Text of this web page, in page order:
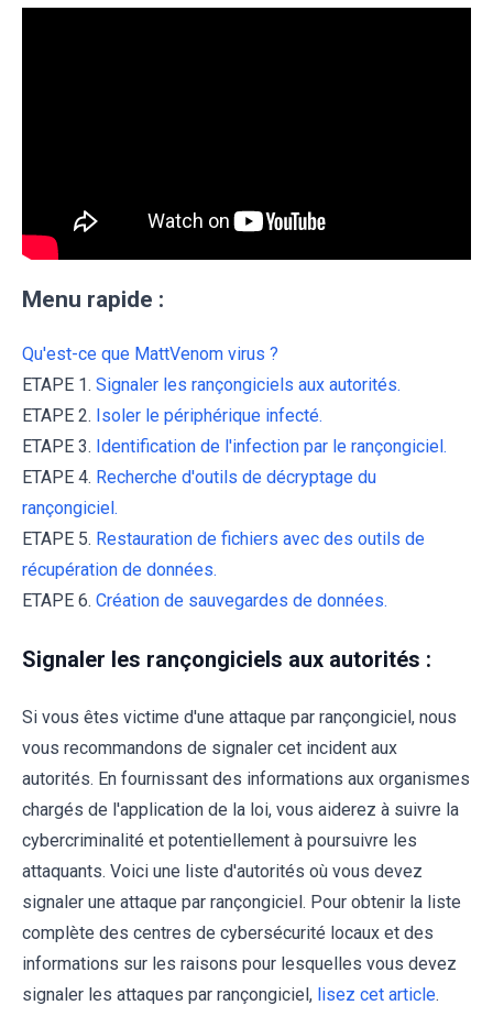
Menu rapide :
Qu'est-ce que MattVenom virus ?
ETAPE 1. Signaler les rançongiciels aux autorités.
ETAPE 2. Isoler le périphérique infecté.
ETAPE 3. Identification de l'infection par le rançongiciel.
ETAPE 4. Recherche d'outils de décryptage du
rançongiciel.
ETAPE 5. Restauration de fichiers avec des outils de
récupération de données.
ETAPE 6. Création de sauvegardes de données.
Signaler les rançongiciels aux autorités :
Si vous êtes victime d'une attaque par rançongiciel, nous
vous recommandons de signaler cet incident aux
autorités. En fournissant des informations aux organismes
chargés de l'application de la loi, vous aiderez à suivre la
cybercriminalité et potentiellement à poursuivre les
attaquants. Voici une liste d'autorités où vous devez
signaler une attaque par rançongiciel. Pour obtenir la liste
complète des centres de cybersécurité locaux et des
informations sur les raisons pour lesquelles vous devez
signaler les attaques par rançongiciel, lisez cet article.